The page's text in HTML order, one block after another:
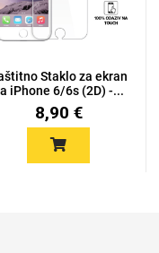
Staklo za ekran
iPhone 6/6s (2D) -...
8,90 €